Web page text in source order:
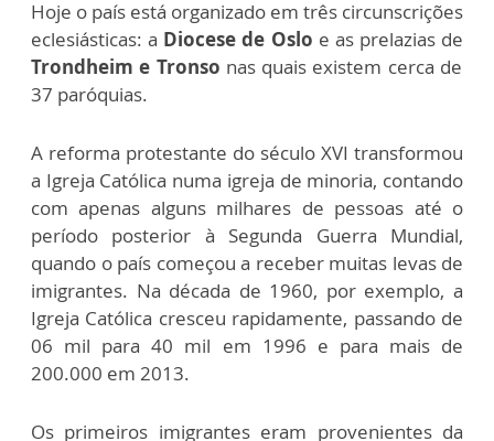
Hoje o país está organizado em três circunscrições
eclesiásticas: a Diocese de Oslo e as prelazias de
Trondheim e Tronso nas quais existem cerca de
37 paróquias.
A reforma protestante do século XVI transformou
a Igreja Católica numa igreja de minoria, contando
com apenas alguns milhares de pessoas até o
período posterior à Segunda Guerra Mundial,
quando o país começou a receber muitas levas de
imigrantes. Na década de 1960, por exemplo, a
Igreja Católica cresceu rapidamente, passando de
06 mil para 40 mil em 1996 e para mais de
200.000 em 2013.
Os primeiros imigrantes eram provenientes da